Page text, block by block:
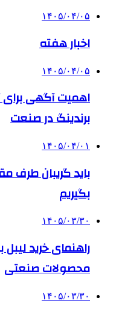
۱۴۰۵/۰۴/۰۵
اخبار هفته
۱۴۰۵/۰۴/۰۵
اهمیت آگهی
برندینگ در صنعت
۱۴۰۵/۰۴/۰۱
باید گریبان طرف
بگیریم
۱۴۰۵/۰۳/۳۰
راهنمای خرید
محصولات صنعتی
۱۴۰۵/۰۳/۳۰